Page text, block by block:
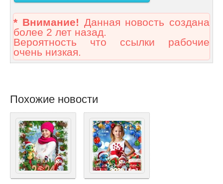
* Внимание! Данная новость создана
более 2 лет назад.
Вероятность что ссылки рабочие
очень низкая.
Похожие новости